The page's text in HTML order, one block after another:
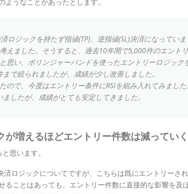
ロジックを持たず指値(TP)、逆指値(SL)決済になってい
えました。そうすると、 過去10年間で5,000件のエント
思い、ボリンジャーバンドを使ったエントリーロジック
で絞られましたが、成績が少し改善しました。
ので、今度はエントリー条件にRSIを組み入れてみまし
したが、成績がとても安定してきました。
が増えるほどエントリー件数は減ってい
思います。
ロジックについてですが、こちらは既にエントリーさ
ることはあっても、エントリー件数に直接的な影響を及